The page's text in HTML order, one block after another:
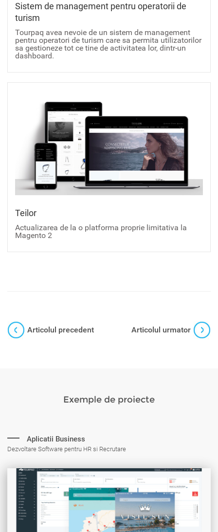
Sistem de management pentru operatorii de
turism
Tourpaq avea nevoie de un sistem de management
pentru operatori de turism care sa permita utilizatorilor
sa gestioneze tot ce tine de activitatea lor, dintr-un
dashboard.
Teilor
Actualizarea de la o platforma proprie limitativa la
Magento 2
Articolul precedent Articolul urmator
Exemple de proiecte
Aplicatii Business
Dezvoltare Software pentru HR si Recrutare